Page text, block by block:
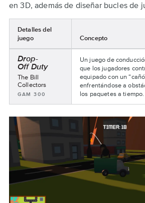
en 3D, además de diseñar bucles de
Slice
Presentations
Detalles del
juego
Concepto
Drop-
Off Duty
Nombre
del
equipo:
The Bill
Collectors
Asignaturas:
GAM 300
Un juego de
que los jugadores
equipado con un
enfrentándose a
los paquetes a tiempo.